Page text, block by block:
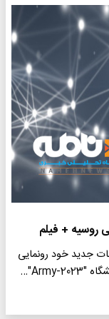
روسیه + فیلم
جدید خود رونمایی